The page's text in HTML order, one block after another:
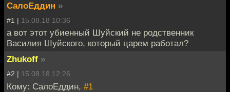
СалоЕддин »
#1 | 15.08.18 10:36
а вот этот убиенный Шуйский не родственник
Василия Шуйского, который царем работал?
Zhukoff »
#2 | 15.08.18 12:26
Кому: СалоЕддин, #1